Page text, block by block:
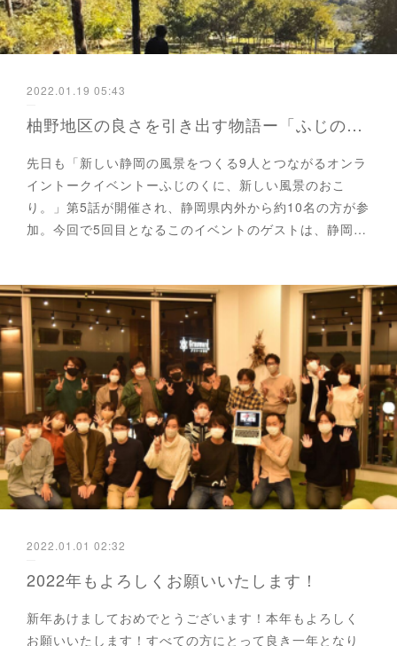
2022.01.19 05:43
柚野地区の良さを引き出す物語ー「ふじのくに、新しい風景のおこり」新しいお寺と里山の風景＠富士宮市
先日も「新しい静岡の風景をつくる9人とつながるオンラ
イントークイベントーふじのくに、新しい風景のおこ
り。」第5話が開催され、静岡県内外から約10名の方が参
加。今回で5回目となるこのイベントのゲストは、静岡…
2022.01.01 02:32
2022年もよろしくお願いいたします！
新年あけましておめでとうございます！本年もよろしく
お願いいたします！すべての方にとって良き一年となり